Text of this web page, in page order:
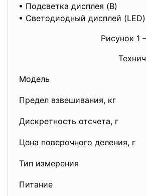
• Подсветка дисплея (B)
• Светодиодный дисплей (LED)
Рисунок 1
Модель
Предел взвешивания, кг
Дискретность отсчета, г
Цена поверочного деления, г
Тип измерения
Питание